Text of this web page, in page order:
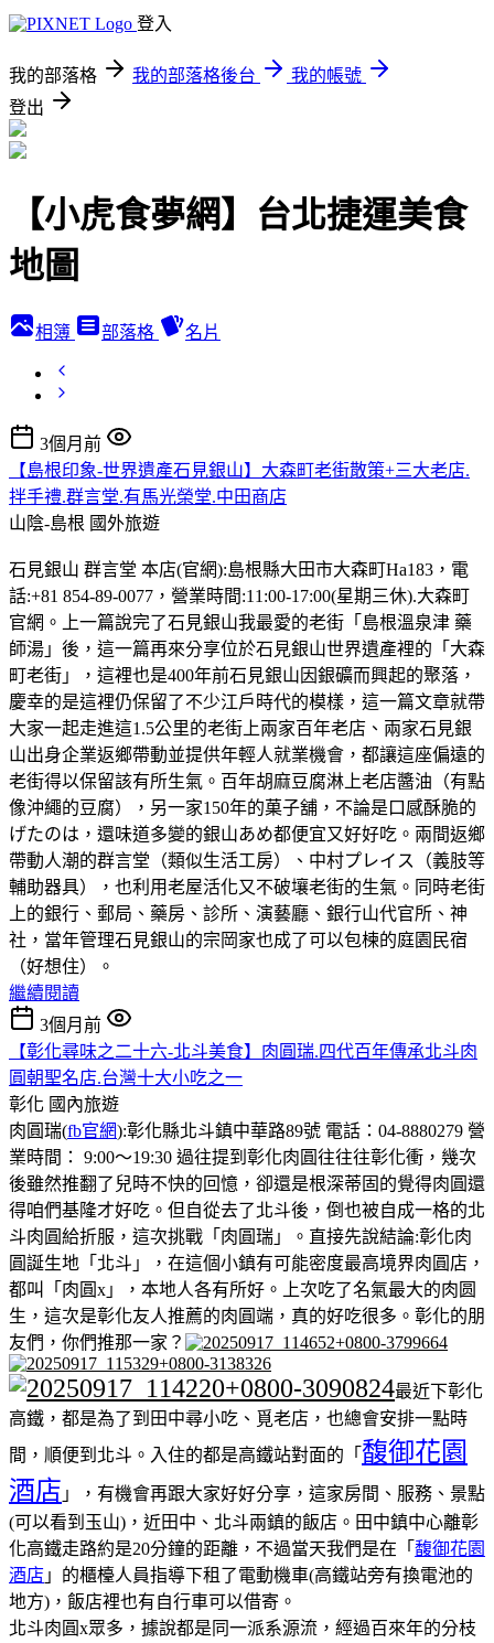
登入
我的部落格 我的部落格後台
我的帳號
登出
【小虎食夢網】台北捷運美食
地圖
相簿 部落格 名片
3個月前
【島根印象-世界遺產石見銀山】大森町老街散策+三大老店.
拌手禮.群言堂.有馬光榮堂.中田商店
山陰-島根 國外旅遊
石見銀山 群言堂 本店(官網):島根縣大田市大森町Ha183，電
話:+81 854-89-0077，營業時間:11:00-17:00(星期三休).大森町
官網。上一篇說完了石見銀山我最愛的老街「島根溫泉津 藥
師湯」後，這一篇再來分享位於石見銀山世界遺產裡的「大森
町老街」，這裡也是400年前石見銀山因銀礦而興起的聚落，
慶幸的是這裡仍保留了不少江戶時代的模樣，這一篇文章就帶
大家一起走進這1.5公里的老街上兩家百年老店、兩家石見銀
山出身企業返鄉帶動並提供年輕人就業機會，都讓這座偏遠的
老街得以保留該有所生氣。百年胡麻豆腐淋上老店醬油（有點
像沖繩的豆腐），另一家150年的菓子舖，不論是口感酥脆的
げたのは，還味道多變的銀山あめ都便宜又好好吃。兩間返鄉
帶動人潮的群言堂（類似生活工房）、中村プレイス（義肢等
輔助器具），也利用老屋活化又不破壤老街的生氣。同時老街
上的銀行、郵局、藥房、診所、演藝廳、銀行山代官所、神
社，當年管理石見銀山的宗岡家也成了可以包楝的庭園民宿
（好想住）。
繼續閱讀
3個月前
【彰化尋味之二十六-北斗美食】肉圓瑞.四代百年傳承北斗肉
圓朝聖名店.台灣十大小吃之一
彰化 國內旅遊
肉圓瑞(fb官網):彰化縣北斗鎮中華路89號 電話：04-8880279 營
業時間： 9:00～19:30 過往提到彰化肉圓往往往彰化衝，幾次
後雖然推翻了兒時不快的回憶，卻還是根深蒂固的覺得肉圓還
得咱們基隆才好吃。但自從去了北斗後，倒也被自成一格的北
斗肉圓給折服，這次挑戰「肉圓瑞」。直接先說結論:彰化肉
圓誕生地「北斗」，在這個小鎮有可能密度最高境界肉圓店，
都叫「肉圓x」，本地人各有所好。上次吃了名氣最大的肉圆
生，這次是彰化友人推薦的肉圓端，真的好吃很多。彰化的朋
友們，你們推那一家？
最近下彰化
高鐵，都是為了到田中尋小吃、覓老店，也總會安排一點時
間，順便到北斗。入住的都是高鐵站對面的「 馥御花園
酒店 」，有機會再跟大家好好分享，這家房間、服務、景點
(可以看到玉山)，近田中、北斗兩鎮的飯店。田中鎮中心離彰
化高鐵走路約是20分鐘的距離，不過當天我們是在「 馥御花園
酒店 」的櫃檯人員指導下租了電動機車(高鐵站旁有換電池的
地方)，飯店裡也有自行車可以借寄。
北斗肉圓x眾多，據說都是同一派系源流，經過百來年的分枝